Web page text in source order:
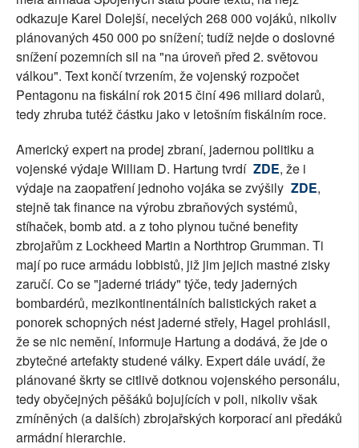
odkazuje Karel Dolejší, necelých 268 000 vojáků, nikoliv
plánovaných 450 000 po snížení; tudíž nejde o doslovné
snížení pozemních sil na "na úroveň před 2. světovou
válkou". Text končí tvrzením, že vojenský rozpočet
Pentagonu na fiskální rok 2015 činí 496 miliard dolarů,
tedy zhruba tutéž částku jako v letošním fiskálním roce.
Americký expert na prodej zbraní, jadernou politiku a
vojenské výdaje William D. Hartung tvrdí ZDE, že i
výdaje na zaopatření jednoho vojáka se zvýšily ZDE,
stejně tak finance na výrobu zbraňových systémů,
stíhaček, bomb atd. a z toho plynou tučné benefity
zbrojařům z Lockheed Martin a Northtrop Grumman. Ti
mají po ruce armádu lobbistů, již jim jejich mastné zisky
zaručí. Co se "jaderné triády" týče, tedy jaderných
bombardérů, mezikontinentálních balistických raket a
ponorek schopných nést jaderné střely, Hagel prohlásil,
že se nic nemění, informuje Hartung a dodává, že jde o
zbytečné artefakty studené války. Expert dále uvádí, že
plánované škrty se citlivě dotknou vojenského personálu,
tedy obyčejných pěšáků bojujících v poli, nikoliv však
zmíněných (a dalších) zbrojařských korporací ani předáků
armádní hierarchie.